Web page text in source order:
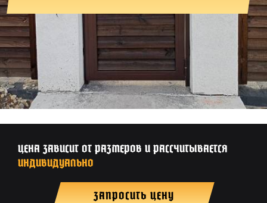
ЦЕНА ЗАВИСИТ ОТ РАЗМЕРОВ И РАССЧИТЫВАЕТСЯ
ИНДИВИДУАЛЬНО
ЗАПРОСИТЬ ЦЕНУ